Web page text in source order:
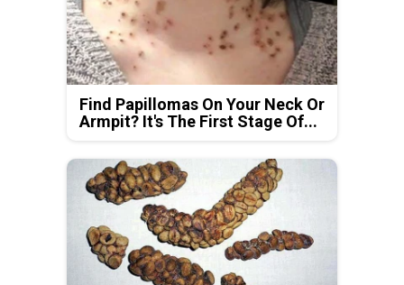
Find Papillomas On Your Neck Or
Armpit? It's The First Stage Of...